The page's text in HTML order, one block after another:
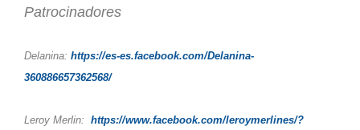
Patrocinadores
Delanina: https://es-es.facebook.com/Delanina-
360886657362568/
Leroy Merlin: https://www.facebook.com/leroymerlines/?